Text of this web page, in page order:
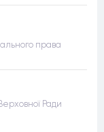
права
Ради